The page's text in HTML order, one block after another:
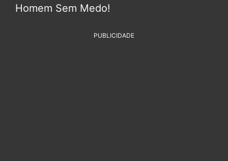
Homem Sem Medo!
PUBLICIDADE